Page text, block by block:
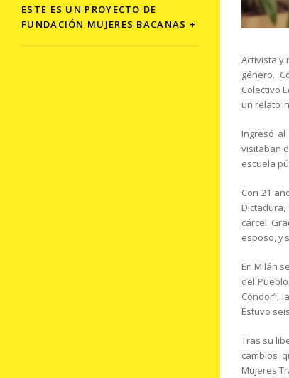
ESTE ES UN PROYECTO DE
FUNDACIÓN MUJERES BACANAS +
Activista y
género.
Colectivo
un relato
Ingresó
visitaban
escuela
Con 21
cárcel.
esposo, y
En Milán
del
Cóndor”,
Estuvo
Tras su
cambios
Mujeres